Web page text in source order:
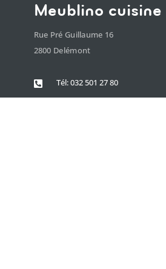
Meublino cuisine
Rue Pré Guillaume 16
2800 Delémont
 Tél: 032 501 27 80